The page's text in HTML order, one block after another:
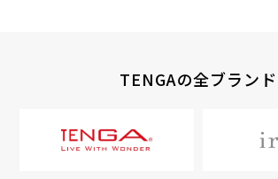
TENGAの全ブランド